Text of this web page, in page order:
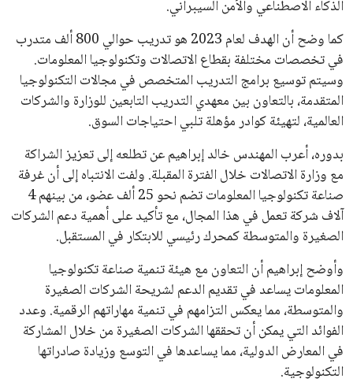
الذكاء الاصطناعي والأمن السيبراني.
كما وضح أن الهدف لعام 2023 هو تدريب حوالي 800 ألف متدرب
في تخصصات مختلفة بقطاع الاتصالات وتكنولوجيا المعلومات.
وسيتم توسيع برامج التدريب المتخصص في مجالات التكنولوجيا
المتقدمة، بالتعاون بين معهدي التدريب التابعين للوزارة والشركات
العالمية، لتهيئة كوادر مؤهلة تلبي احتياجات السوق.
بدوره، أعرب المهندس خالد إبراهيم عن تطلعه إلى تعزيز الشراكة
مع وزارة الاتصالات خلال الفترة المقبلة. ولفت الانتباه إلى أن غرفة
صناعة تكنولوجيا المعلومات تضم نحو 25 ألف عضو، من بينهم 4
آلاف شركة تعمل في هذا المجال، مع تأكيد على أهمية دعم الشركات
الصغيرة والمتوسطة كمحرك رئيسي للابتكار في المستقبل.
وأوضح إبراهيم أن التعاون مع هيئة تنمية صناعة تكنولوجيا
المعلومات يساعد في تقديم الدعم لشريحة الشركات الصغيرة
والمتوسطة، مما يعكس التزامهم في تنمية مهاراتهم الرقمية. وعدد
الفوائد التي يمكن أن تحققها الشركات الصغيرة من خلال المشاركة
في المعارض الدولية، مما يساعدها في التوسع وزيادة صادراتها
التكنولوجية.